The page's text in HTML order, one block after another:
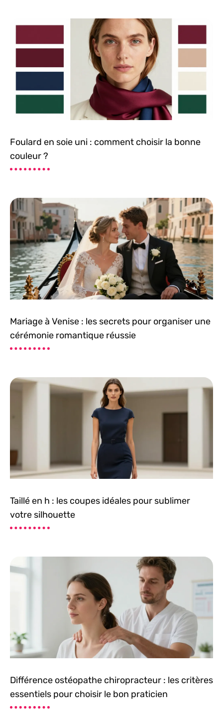
Foulard en soie uni : comment choisir la bonne
couleur ?
Mariage à Venise : les secrets pour organiser une
cérémonie romantique réussie
Taillé en h : les coupes idéales pour sublimer
votre silhouette
Différence ostéopathe chiropracteur : les critères
essentiels pour choisir le bon praticien